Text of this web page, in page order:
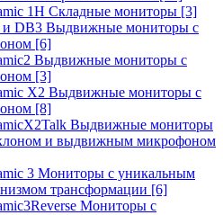
1Н Складные мониторы [3]
и DB3 Выдвижные мониторы с
[6]
Выдвижные мониторы с
[3]
X2 Выдвижные мониторы с
[8]
Выдвижные мониторы
и выдвижным микрофоном
3 Мониторы с уникальным
трансформации [6]
Мониторы с